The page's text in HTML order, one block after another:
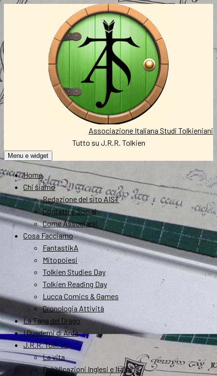
Associazione Italiana Studi Tolkieniani
Tutto su J.R.R. Tolkien
Menu e widget
Home
Chi siamo
Redazione del sito AIST
Contatti e Social
Come Associarsi
Cosa Facciamo
FantastikA
Mitopoiesi
Tolkien Studies Day
Tolkien Reading Day
Lucca Comics & Games
Cronologia Attività
La Tana del Drago
I Quaderni di Arda
J.R.R. Tolkien
La vita
Pubblicazioni Inglesi e Italiane